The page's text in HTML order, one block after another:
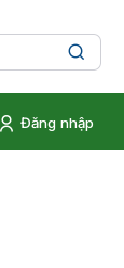
Đăng nhập